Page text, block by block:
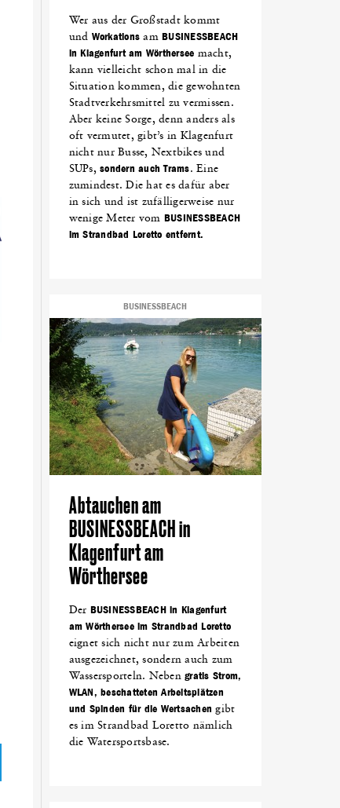
Wer aus der Großstadt kommt
und Workations am BUSINESSBEACH
in Klagenfurt am Wörthersee macht,
kann vielleicht schon mal in die
Situation kommen, die gewohnten
Stadtverkehrsmittel zu vermissen.
Aber keine Sorge, denn anders als
oft vermutet, gibt’s in Klagenfurt
nicht nur Busse, Nextbikes und
SUPs, sondern auch Trams. Eine
zumindest. Die hat es dafür aber
in sich und ist zufälligerweise nur
wenige Meter vom BUSINESSBEACH
im Strandbad Loretto entfernt.
BUSINESSBEACH
Abtauchen am
BUSINESSBEACH in
Klagenfurt am
Wörthersee
Der BUSINESSBEACH in Klagenfurt
am Wörthersee im Strandbad Loretto
eignet sich nicht nur zum Arbeiten
ausgezeichnet, sondern auch zum
Wassersporteln. Nebengratis Strom,
WLAN, beschatteten Arbeitsplätzen
und Spinden für die Wertsachen gibt
es im Strandbad Loretto nämlich
die Watersportsbase.